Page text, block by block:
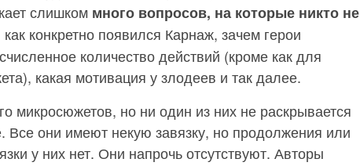
слишком много вопросов, на которые никто не
как конкретно появился Карнаж, зачем герои
количество действий (кроме как для
какая мотивация у злодеев и так далее.
микросюжетов, но ни один из них не раскрывается
Все они имеют некую завязку, но продолжения или
у них нет. Они напрочь отсутствуют. Авторы